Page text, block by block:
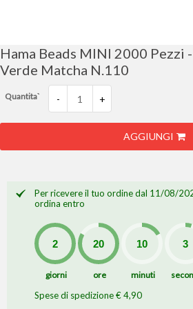
galleria
di
immagini
Hama Beads MINI 2000 Pezzi -
Verde Matcha N.110
Quantita` - +
AGGIUNGI
Per ricevere il tuo ordine dal 11/08/
ordina entro
giorni ore minuti
Spese di spedizione € 4,90